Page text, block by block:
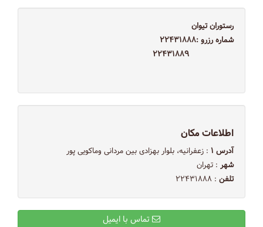
رستوران تیوان
شماره رزرو :۲۲۴۳۱۸۸۸
اطلاعات مکان
آدرس ۱
: زعفرانيه، بلوار بهزادی بين مردانى وماكويى پور
شهر : تهران
تلفن : ۲۲۴۳۱۸۸۸